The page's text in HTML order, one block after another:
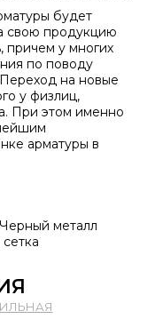
будет
свою продукцию
причем у многих
по поводу
на новые
у физлиц,
При этом именно
арматуры в
Черный металл